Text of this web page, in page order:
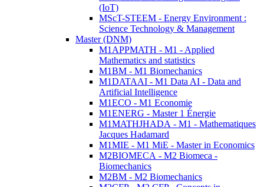
(IoT)
MScT-STEEM - Energy Environment :
Science Technology & Management
Master (DNM)
M1APPMATH - M1 - Applied
Mathematics and statistics
M1BM - M1 Biomechanics
M1DATAAI - M1 Data AI - Data and
Artificial Intelligence
M1ECO - M1 Economie
M1ENERG - Master 1 Énergie
M1MATHJHADA - M1 - Mathematiques
Jacques Hadamard
M1MIE - M1 MiE - Master in Economics
M2BIOMECA - M2 Biomeca -
Biomechanics
M2BM - M2 Biomechanics